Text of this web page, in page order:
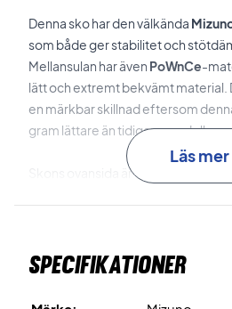
Denna sko har den välkända
som både ger stabilitet och
Mellansulan har även PoWnCe-
lätt och extremt bekvämt material.
en märkbar skillnad eftersom
gram lättare än tidigare modeller.
Skons ovansida är tillverkad i en lätt
sand och grus i skorna.
Sulan är mindre stel på toppen,
Läs mer
Specifikationer